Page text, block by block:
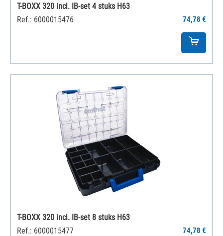
T-BOXX 320 incl. IB-set 4 stuks H63
Ref.: 6000015476
74,78 €
T-BOXX 320 incl. IB-set 8 stuks H63
Ref.: 6000015477
74,78 €